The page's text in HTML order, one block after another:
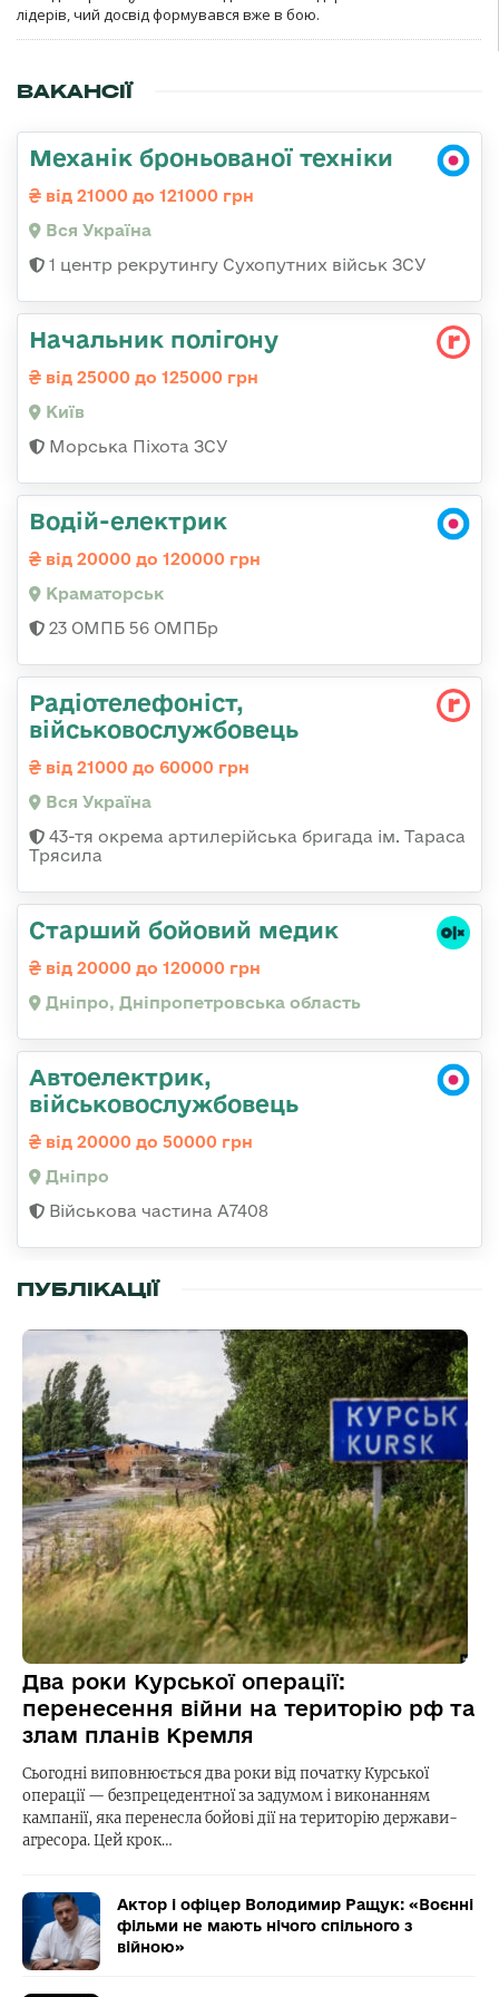
лідерів, чий досвід формувався вже в бою.
ВАКАНСІЇ
Механік броньованої техніки
від 21000 до 121000 грн
Вся Україна
1 центр рекрутингу Сухопутних військ ЗСУ
Начальник полігону
від 25000 до 125000 грн
Київ
Морська Піхота ЗСУ
Водій-електрик
від 20000 до 120000 грн
Краматорськ
23 ОМПБ 56 ОМПБр
Радіотелефоніст,
військовослужбовець
від 21000 до 60000 грн
Вся Україна
43-тя окрема артилерійська бригада ім. Тараса
Трясила
Старший бойовий медик
від 20000 до 120000 грн
Дніпро, Дніпропетровська область
Автоелектрик,
військовослужбовець
від 20000 до 50000 грн
Дніпро
Військова частина А7408
ПУБЛІКАЦІЇ
Два роки Курської операції:
перенесення війни на територію рф та
злам планів Кремля
Сьогодні виповнюється два роки від початку Курської
операції — безпрецедентної за задумом і виконанням
кампанії, яка перенесла бойові дії на територію держави-
агресора. Цей крок…
Актор і офіцер Володимир Ращук: «Воєнні
фільми не мають нічого спільного з
війною»